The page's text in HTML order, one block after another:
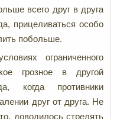
всего друг в друга
прицеливаться особо
побольше.
ограниченного
грозное в другой
когда противники
друг от друга. Не
доводилось стрелять